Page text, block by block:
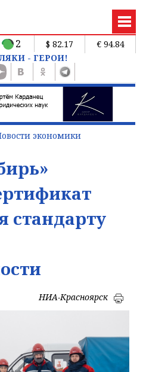
2 $ 82.17
€ 94.84
- ГЕРОИ!
экономики
стандарту
НИА-Красноярск